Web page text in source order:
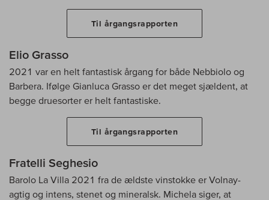
Til årgangsrapporten
Elio Grasso
2021 var en helt fantastisk årgang for både Nebbiolo og
Barbera. Ifølge Gianluca Grasso er det meget sjældent, at
begge druesorter er helt fantastiske.
Til årgangsrapporten
Fratelli Seghesio
Barolo La Villa 2021 fra de ældste vinstokke er Volnay-
agtig og intens, stenet og mineralsk. Michela siger, at